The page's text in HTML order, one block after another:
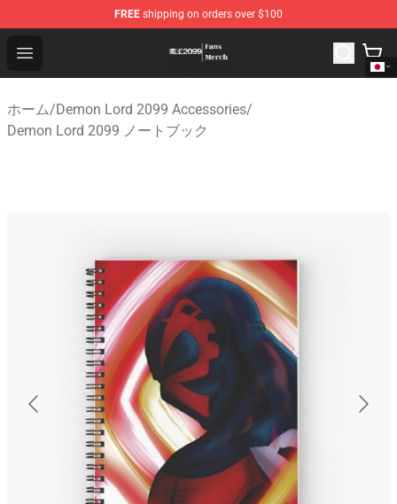
FREE shipping on orders over $100
Open menu
Demon Lord 2099 Store - Official Demon Lord 2099
ホーム/Demon Lord 2099 Accessories/
Demon Lord 2099 ノートブック